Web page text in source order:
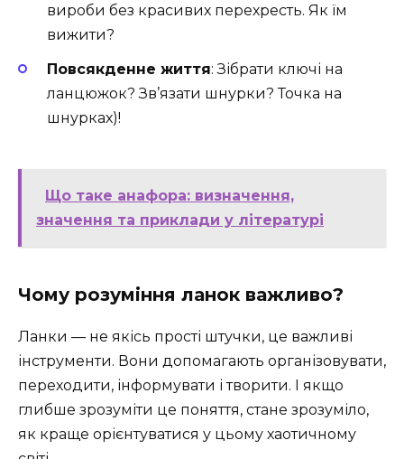
вироби без красивих перехресть. Як їм
вижити?
Повсякденне життя: Зібрати ключі на
ланцюжок? Зв’язати шнурки? Точка на
шнурках)!
Що таке анафора: визначення,
значення та приклади у літературі
Чому розуміння ланок важливо?
Ланки — не якісь прості штучки, це важливі
інструменти. Вони допомагають організовувати,
переходити, інформувати і творити. І якщо
глибше зрозуміти це поняття, стане зрозуміло,
як краще орієнтуватися у цьому хаотичному